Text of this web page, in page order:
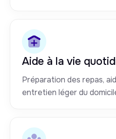
Aide à la vie
Préparation des repas,
entretien léger du